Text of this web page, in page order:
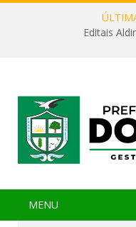
Editais
MENU